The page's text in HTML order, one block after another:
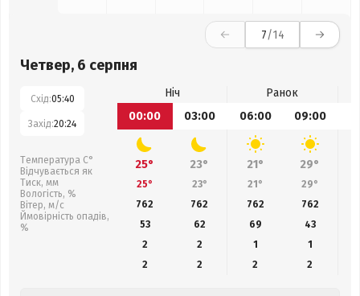
7/14
Четвер, 6 серпня
Схід:05:40
Захід:20:24
Температура С°
Відчувається як
Тиск, мм
Вологість, %
Вітер, м/с
Ймовірність опадів,
%
Ніч
Ранок
00:00
03:00 06:00 09:00
25° 23° 21° 29°
25° 23° 21° 29°
762
762 762 762
53
62 69
43
2
2 1
1
2
2 2 2